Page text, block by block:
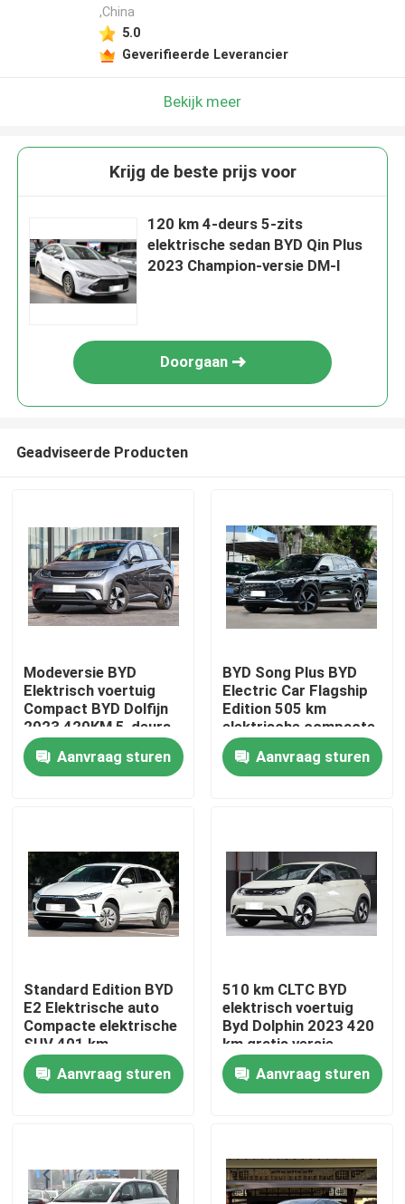
Thuis
Over ons
Producten
Video's
Toyota hybride voertuig
Haval-voertuig
Hyundai-voertuigen
,China
5.0
Geverifieerde Leverancier
Bekijk meer
Krijg de beste prijs voor
120 km 4-deurs 5-zits
elektrische sedan BYD Qin Plus
2023 Champion-versie DM-I
Doorgaan
Geadviseerde Producten
Modeversie BYD
Elektrisch voertuig
Compact BYD Dolfijn
2023 420KM 5-deurs
5 zitplaatsen
Aanvraag sturen
BYD Song Plus BYD
Electric Car Flagship
Edition 505 km
elektrische compacte
SUV
Aanvraag sturen
Standard Edition BYD
E2 Elektrische auto
Compacte elektrische
SUV 401 km
Aanvraag sturen
510 km CLTC BYD
elektrisch voertuig
Byd Dolphin 2023 420
km gratis versie
Aanvraag sturen